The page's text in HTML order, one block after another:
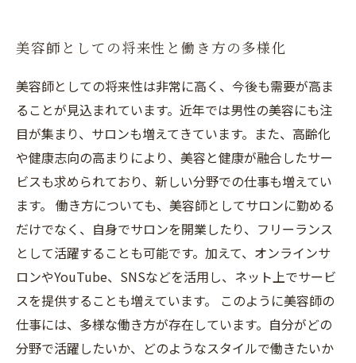
美容師としての将来性と働き方の多様化
美容師としての将来性は非常に高く、今後も需要が高ま
ることが見込まれています。近年では男性の美容にも注
目が集まり、サロンも増えてきています。また、高齢化
や健康志向の高まりにより、美容と健康が融合したサー
ビスも求められており、新しい分野での仕事も増えてい
ます。 働き方についても、美容師としてサロンに勤める
だけでなく、自身でサロンを開業したり、フリーランス
として活躍することも可能です。加えて、オンラインサ
ロンやYouTube、SNSなどを活用し、ネット上でサービ
スを提供することも増えています。 このように美容師の
仕事には、多様な働き方が存在しています。自分がどの
分野で活躍したいか、どのようなスタイルで働きたいか